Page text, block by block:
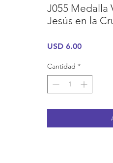
J055 Medalla
Jesús en la
USD 6.00Precio
Cantidad *